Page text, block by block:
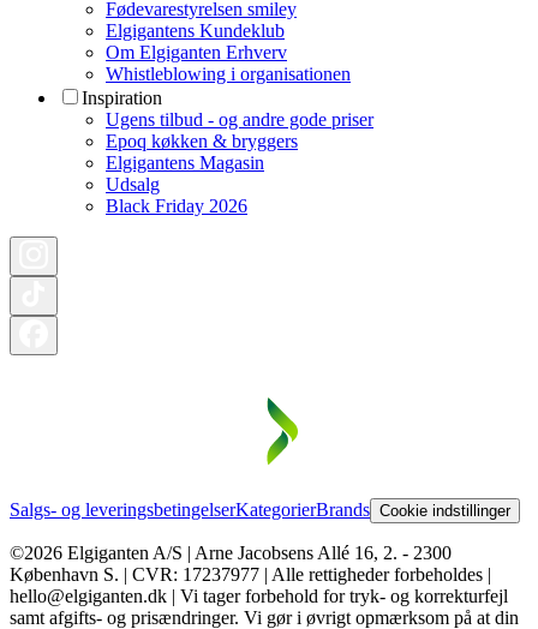
Fødevarestyrelsen smiley
Elgigantens Kundeklub
Om Elgiganten Erhverv
Whistleblowing i organisationen
Inspiration
Ugens tilbud - og andre gode priser
Epoq køkken & bryggers
Elgigantens Magasin
Udsalg
Black Friday 2026
Salgs- og leveringsbetingelserKategorierBrands Cookie indstillinger
©2026 Elgiganten A/S | Arne Jacobsens Allé 16, 2. - 2300
København S. | CVR: 17237977 | Alle rettigheder forbeholdes |
hello@elgiganten.dk | Vi tager forbehold for tryk- og korrekturfejl
samt afgifts- og prisændringer. Vi gør i øvrigt opmærksom på at din